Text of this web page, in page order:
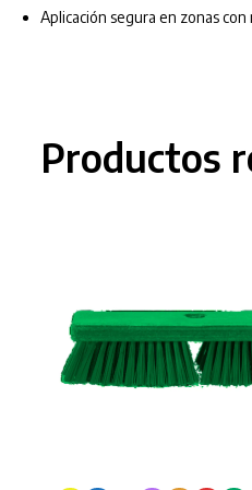
Aplicación segura en zonas
Productos